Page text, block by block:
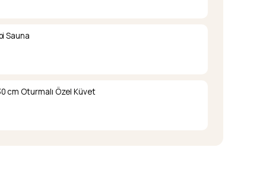
Sauna
cm Oturmalı Özel Küvet